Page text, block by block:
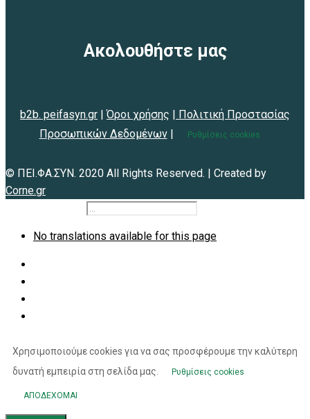
Ακολουθήστε μας
b2b. peifasyn.gr |Όροι χρήσης
Πολιτική Προστασίας
Προσωπικών Δεδομένων| Ρυθμίσεις cookies
© ΠΕΙ.ΦΑ.ΣΥΝ. 2020 All Rights Reserved. | Created by
Corne.gr
No translations available for this page
Χρησιμοποιούμε cookies για να σας προσφέρουμε την καλύτερη
δυνατή εμπειρία στη σελίδα μας.
Ρυθμίσεις cookies
ΑΠΟΔΕΧΟΜΑΙ